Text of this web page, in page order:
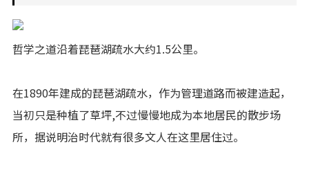
哲学之道沿着琵琶湖疏水大约1.5公里。
在1890年建成的琵琶湖疏水，作为管理道路而被建造起，
当初只是种植了草坪,不过慢慢地成为本地居民的散步场
所，据说明治时代就有很多文人在这里居住过。